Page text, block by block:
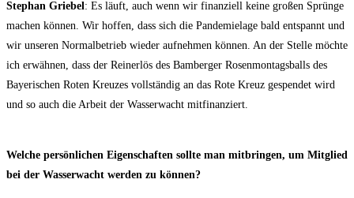
Ste­phan Grie­bel : Es läuft, auch wenn wir finan­zi­ell kei­ne gro­ßen Sprün­ge
machen kön­nen. Wir hof­fen, dass sich die Pan­de­mie­la­ge bald ent­spannt und
wir unse­ren Nor­mal­be­trieb wie­der auf­neh­men kön­nen. An der Stel­le möch­te
ich erwäh­nen, dass der Rein­erlös des Bam­ber­ger Rosen­mon­tags­balls des
Baye­ri­schen Roten Kreu­zes voll­stän­dig an das Rote Kreuz gespen­det wird
und so auch die Arbeit der Was­ser­wacht mitfinanziert.
Wel­che per­sön­li­chen Eigen­schaf­ten soll­te man mit­brin­gen, um Mit­glied
bei der Was­ser­wacht wer­den zu können?